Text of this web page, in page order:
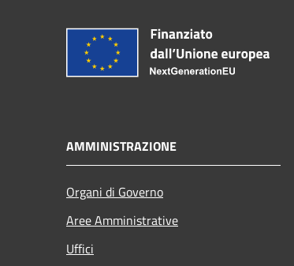
AMMINISTRAZIONE
Organi di Governo
Aree Amministrative
Uffici